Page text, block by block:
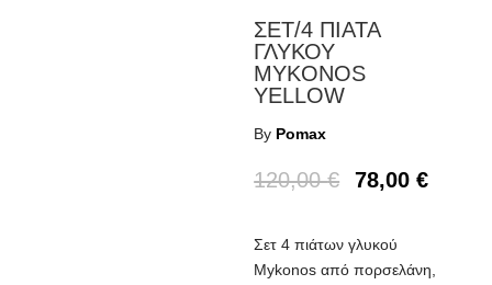
ΣΕΤ/4 ΠΙΑΤΑ
ΓΛΥΚΟΥ
MYKONOS
YELLOW
By Pomax
120,00€ 78,00€
Σετ 4 πιάτων γλυκού
Mykonos από πορσελάνη,